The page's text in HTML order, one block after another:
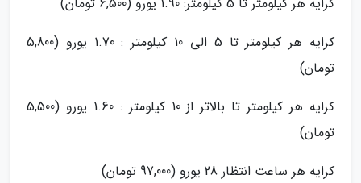
کرایه هر کیلومتر تا 5 الی 10 کیلومتر : 1.70 یورو (5,800
تومان)
کرایه هر کیلومتر تا بالاتر از 10 کیلومتر : 1.60 یورو (5,500
تومان)
کرایه هر ساعت انتظار 28 یورو (97,000 تومان)